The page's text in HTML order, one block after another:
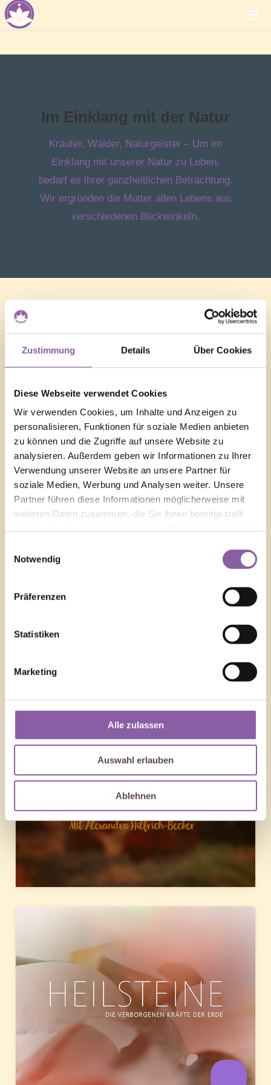
Zustimmung Details Über Cookies
Diese Webseite verwendet Cookies
Wir verwenden Cookies, um Inhalte und Anzeigen zu
personalisieren, Funktionen für soziale Medien anbieten
zu können und die Zugriffe auf unsere Website zu
analysieren. Außerdem geben wir Informationen zu Ihrer
Verwendung unserer Website an unsere Partner für
soziale Medien, Werbung und Analysen weiter. Unsere
Partner führen diese Informationen möglicherweise mit
weiteren Daten zusammen, die Sie ihnen bereitgestellt
Notwendig
Präferenzen
Statistiken
Marketing
Alle zulassen
Auswahl erlauben
Ablehnen
Im Einklang mit der Natur
Kräuter, Wälder, Naturgeister – Um im
Einklang mit unserer Natur zu Leben,
bedarf es ihrer ganzheitlichen Betrachtung.
Wir ergründen die Mutter allen Lebens aus
verschiedenen Blickwinkeln.